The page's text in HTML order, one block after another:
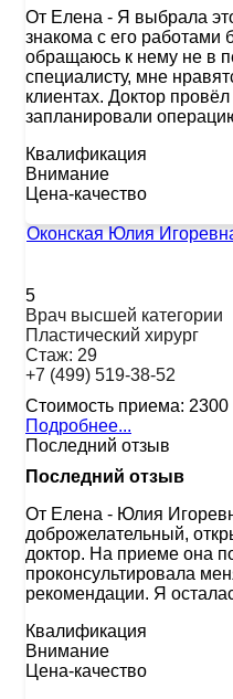
От Елена - Я выбрала
знакома с его работами
обращаюсь к нему не в
специалисту, мне
клиентах. Доктор
запланировали
Квалификация
Внимание
Цена-качество
Оконская Юлия
5
Врач высшей категории
Пластический хирург
Стаж: 29
+7 (499) 519-38-52
Стоимость приема: 2300
Подробнее...
Последний отзыв
Последний отзыв
От Елена - Юлия
доброжелательный,
доктор. На приеме она
проконсультировала
рекомендации. Я
Квалификация
Внимание
Цена-качество